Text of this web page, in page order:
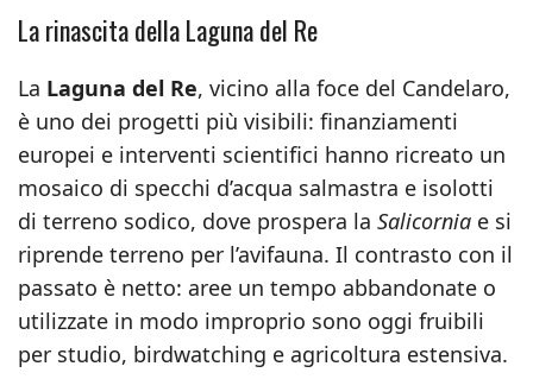
La rinascita della Laguna del Re
La Laguna del Re, vicino alla foce del Candelaro,
è uno dei progetti più visibili: finanziamenti
europei e interventi scientifici hanno ricreato un
mosaico di specchi d’acqua salmastra e isolotti
di terreno sodico, dove prospera la Salicornia e si
riprende terreno per l’avifauna. Il contrasto con il
passato è netto: aree un tempo abbandonate o
utilizzate in modo improprio sono oggi fruibili
per studio, birdwatching e agricoltura estensiva.